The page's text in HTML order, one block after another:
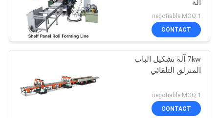
المعمل
مراقبة
الجودة
اتصل
آلة
negotiable MOQ:1
CONTACT
7kw آلة تشكيل الباب
المنزلق التلقائي
negotiable MOQ:1
CONTACT